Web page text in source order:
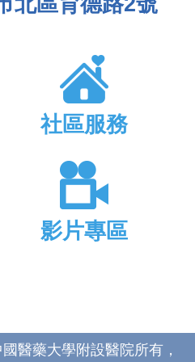
社區服務
影片專區
醫藥大學附設醫院所有，